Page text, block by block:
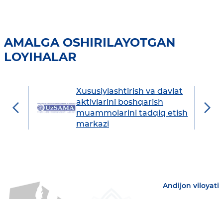
AMALGA OSHIRILAYOTGAN
LOYIHALAR
Xususiylashtirish va davlat
aktivlarini boshqarish
muammolarini tadqiq etish
markazi
Andijon viloyati